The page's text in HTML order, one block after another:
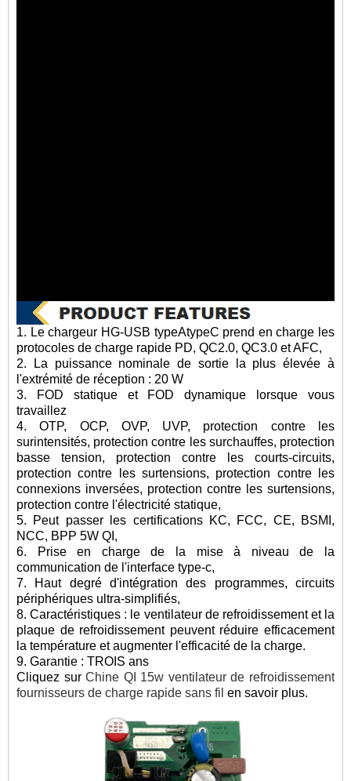
1. Le chargeur HG-USB typeAtypeC prend en charge les
protocoles de charge rapide PD, QC2.0, QC3.0 et AFC,
2. La puissance nominale de sortie la plus élevée à
l'extrémité de réception : 20 W
3. FOD statique et FOD dynamique lorsque vous
travaillez
4. OTP, OCP, OVP, UVP, protection contre les
surintensités, protection contre les surchauffes, protection
basse tension, protection contre les courts-circuits,
protection contre les surtensions, protection contre les
connexions inversées, protection contre les surtensions,
protection contre l'électricité statique,
5. Peut passer les certifications KC, FCC, CE, BSMI,
NCC, BPP 5W QI,
6. Prise en charge de la mise à niveau de la
communication de l'interface type-c,
7. Haut degré d'intégration des programmes, circuits
périphériques ultra-simplifiés,
8. Caractéristiques : le ventilateur de refroidissement et la
plaque de refroidissement peuvent réduire efficacement
la température et augmenter l'efficacité de la charge.
9. Garantie : TROIS ans
Cliquez surChine QI 15w ventilateur de refroidissement
fournisseurs de charge rapide sans fil en savoir plus.